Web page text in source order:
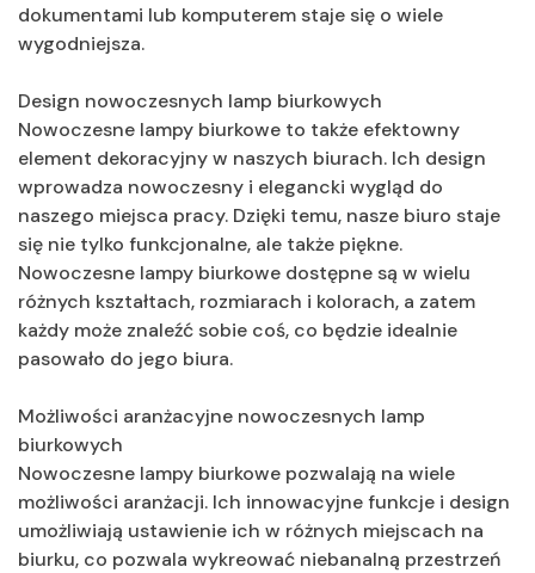
dokumentami lub komputerem staje się o wiele
wygodniejsza.
Design nowoczesnych lamp biurkowych
Nowoczesne lampy biurkowe to także efektowny
element dekoracyjny w naszych biurach. Ich design
wprowadza nowoczesny i elegancki wygląd do
naszego miejsca pracy. Dzięki temu, nasze biuro staje
się nie tylko funkcjonalne, ale także piękne.
Nowoczesne lampy biurkowe dostępne są w wielu
różnych kształtach, rozmiarach i kolorach, a zatem
każdy może znaleźć sobie coś, co będzie idealnie
pasowało do jego biura.
Możliwości aranżacyjne nowoczesnych lamp
biurkowych
Nowoczesne lampy biurkowe pozwalają na wiele
możliwości aranżacji. Ich innowacyjne funkcje i design
umożliwiają ustawienie ich w różnych miejscach na
biurku, co pozwala wykreować niebanalną przestrzeń